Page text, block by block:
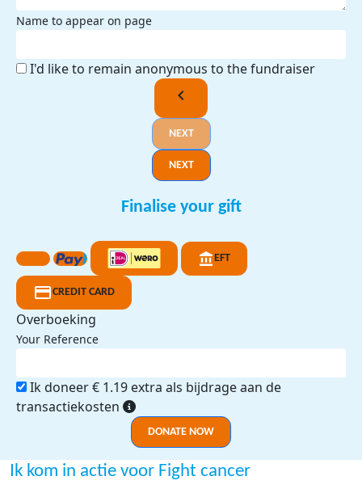
Name to appear on page
I'd like to remain anonymous to the fundraiser
chevron_left
NEXT
NEXT
Finalise your gift
EFT
CREDIT CARD
Overboeking
Your Reference
Ik doneer € 1.19 extra als bijdrage aan de
transactiekosten
DONATE NOW
Ik kom in actie voor Fight cancer